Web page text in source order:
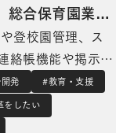
総合保育園業務
登校園管理、ス
絡帳機能や掲示
イル管理など、保
することができま
示やITリテラシー
発 #教育・支援
をしたい